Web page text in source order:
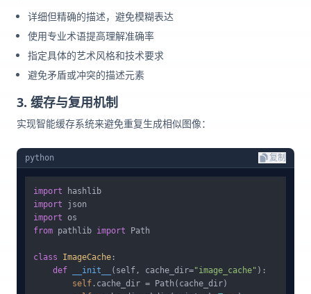
详细但精确的描述，避免模糊表达
使用专业术语提高理解准确率
指定具体的艺术风格和技术要求
避免矛盾或冲突的描述元素
3. 缓存与复用机制
实现智能缓存系统来避免重复生成相似图像：
python 复制
import
import
import
from pathlib import Path
class ImageCache :
def
__init__ ( self, cache_dir="image_cache" ):
self .cache_dir = Path(cache_dir)